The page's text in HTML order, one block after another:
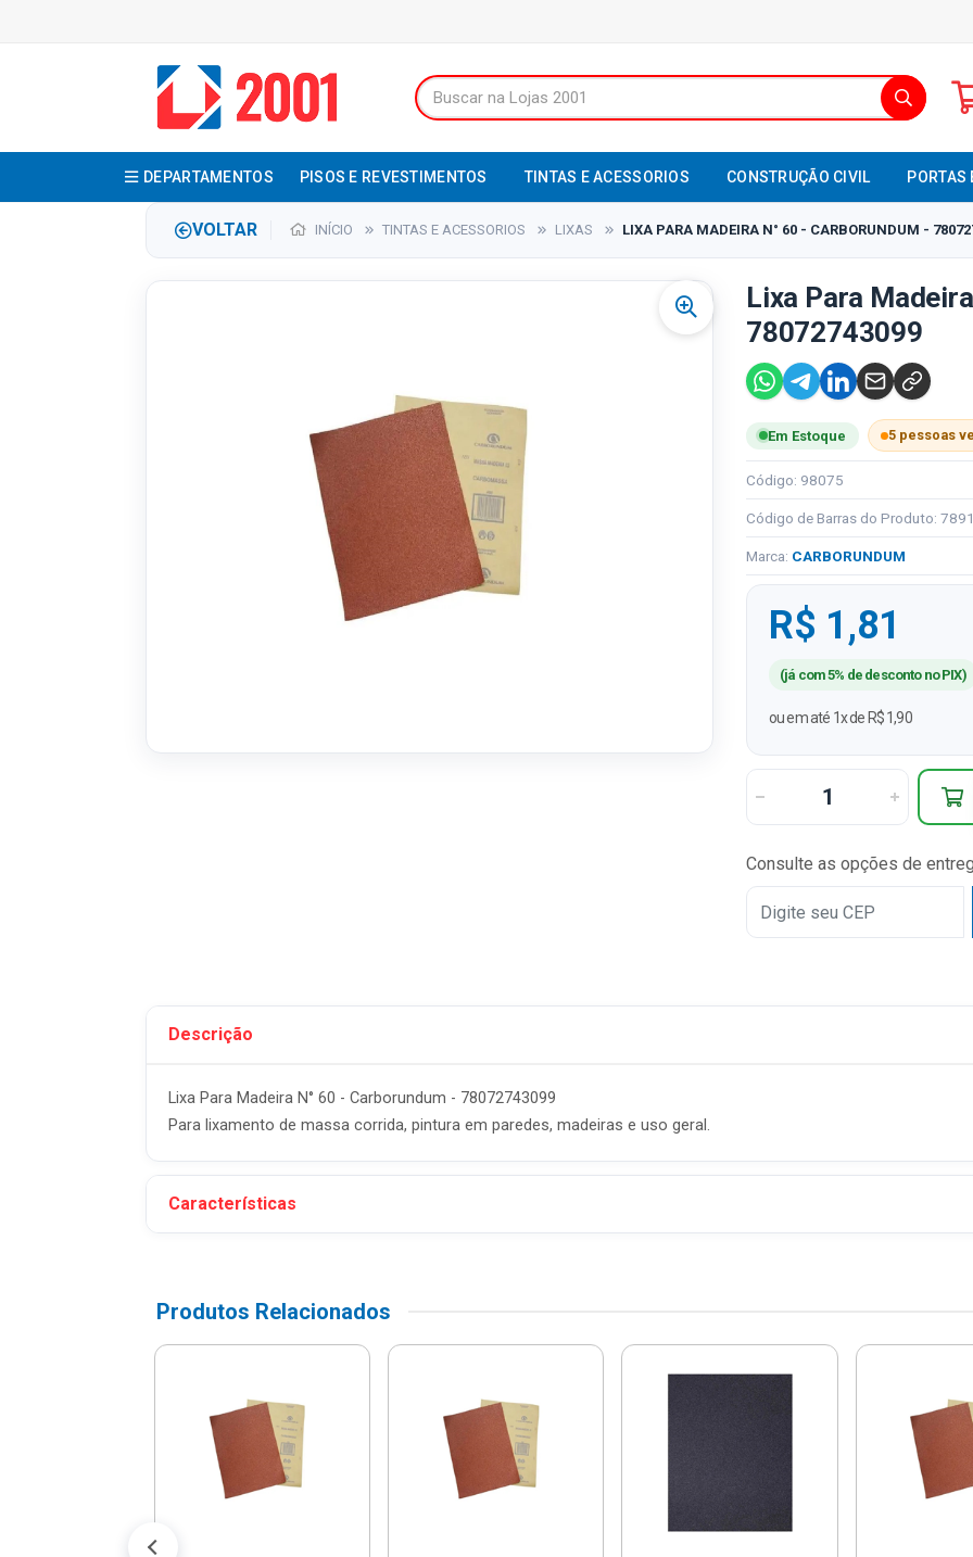
DEPARTAMENTOS PISOS E REVESTIMENTOS TINTAS E ACESSORIOS CONSTRUÇÃO CIVIL PORTAS
VOLTAR INÍCIO TINTAS E ACESSORIOS LIXAS LIXA PARA MADEIRA N° 60 - CARBORUNDUM -
Lixa Para
78072743099
Em Estoque 5 pessoas
Código: 98075
Código de Barras do Produto:
Marca: CARBORUNDUM
R$ 1,81
(já com 5% de desconto no PIX)
ou em até 1x de R$ 1,90
Consulte as opções de
Descrição
Lixa Para Madeira N° 60 - Carborundum - 78072743099
Para lixamento de massa corrida, pintura em paredes, madeiras e uso geral.
Características
Produtos Relacionados